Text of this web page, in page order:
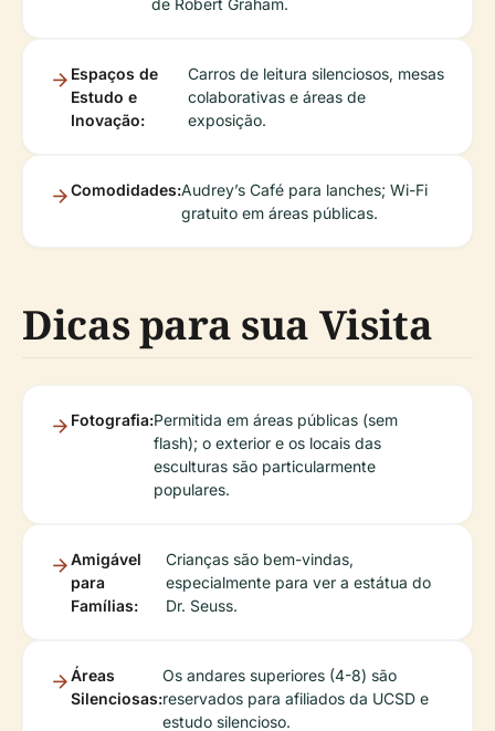
de Robert Graham.
Espaços de
Estudo e
Inovação:
Carros de leitura silenciosos, mesas
colaborativas e áreas de
exposição.
Comodidades:Audrey’s Café para lanches; Wi-Fi
gratuito em áreas públicas.
Dicas para sua Visita
Fotografia:Permitida em áreas públicas (sem
flash); o exterior e os locais das
esculturas são particularmente
populares.
Amigável
para
Famílias:
Crianças são bem-vindas,
especialmente para ver a estátua do
Dr. Seuss.
Áreas
Silenciosas:
Os andares superiores (4-8) são
reservados para afiliados da UCSD e
estudo silencioso.